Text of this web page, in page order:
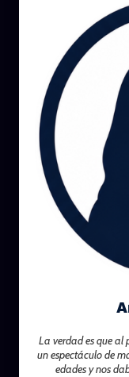
La verdad es que al
un espectáculo de
edades y nos